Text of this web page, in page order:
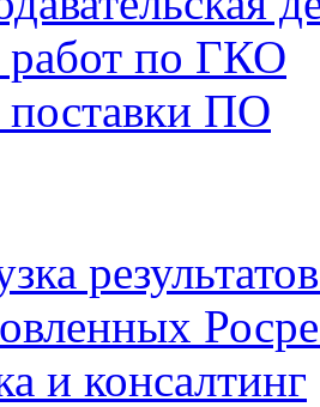
по ГКО
ПО
и консалтинг